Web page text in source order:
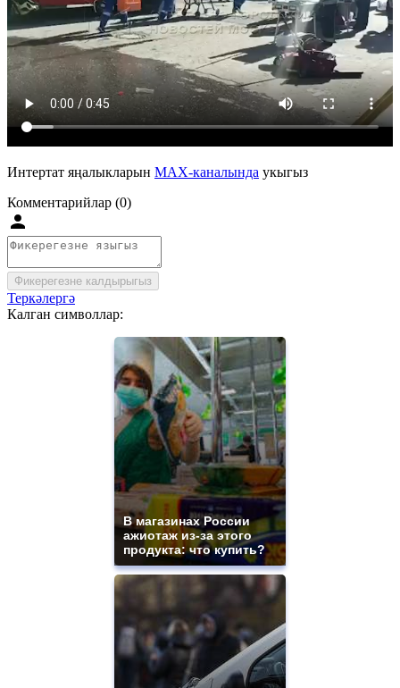
Интертат яңалыкларын MAX-каналында укыгыз
Комментарийлар (0)
Фикерегезне калдырыгыз
Теркәлергә
Калган символлар:
В магазинах России
ажиотаж из-за этого
продукта: что купить?